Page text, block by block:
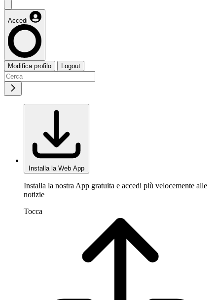
Accedi
Modifica profilo Logout
Installa la Web App
Installa la nostra App gratuita e accedi più velocemente alle
notizie
Tocca